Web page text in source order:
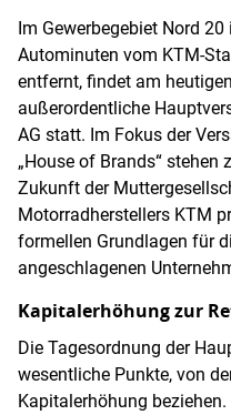
Im Gewerbegebiet Nord
Autominuten vom KTM-
entfernt, findet am
außerordentliche
AG statt. Im Fokus der
„House of Brands“ stehen
Zukunft der
Motorradherstellers KTM
formellen Grundlagen für
angeschlagenen
Kapitalerhöhung zur
Die Tagesordnung der
wesentliche Punkte, von
Kapitalerhöhung